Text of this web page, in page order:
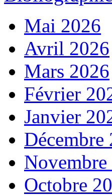
Mai 2026
Avril 2026
Mars 2026
Février
Janvier
Décembre
Novembre
Octobre